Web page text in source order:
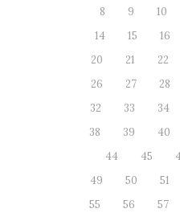
8
9 10
14
15 16
20
21 22
26
27 28
32
33 34
38
39 40
44
45
49
50 51
55
56 57